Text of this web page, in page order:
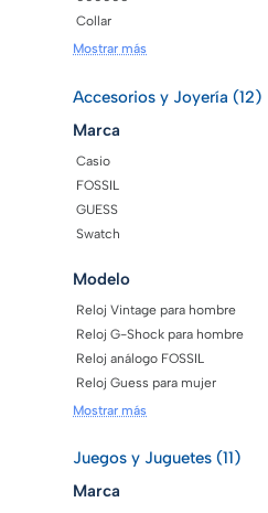
Collar
Mostrar más
Accesorios y Joyería (12)
Marca
Casio
FOSSIL
GUESS
Swatch
Modelo
Reloj Vintage para hombre
Reloj G-Shock para hombre
Reloj análogo FOSSIL
Reloj Guess para mujer
Mostrar más
Juegos y Juguetes (11)
Marca